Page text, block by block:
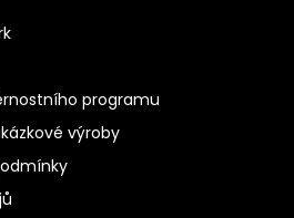
programu
výroby